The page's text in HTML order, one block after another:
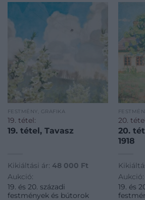
FESTMÉNY, GRAFIKA
19. tétel:
19. tétel, Tavasz
Kikiáltási ár: 48 000 Ft
Aukció:
19. és 20. századi
festmények és bútorok
20.
20. tétel,
1918
Aukció:
19. és